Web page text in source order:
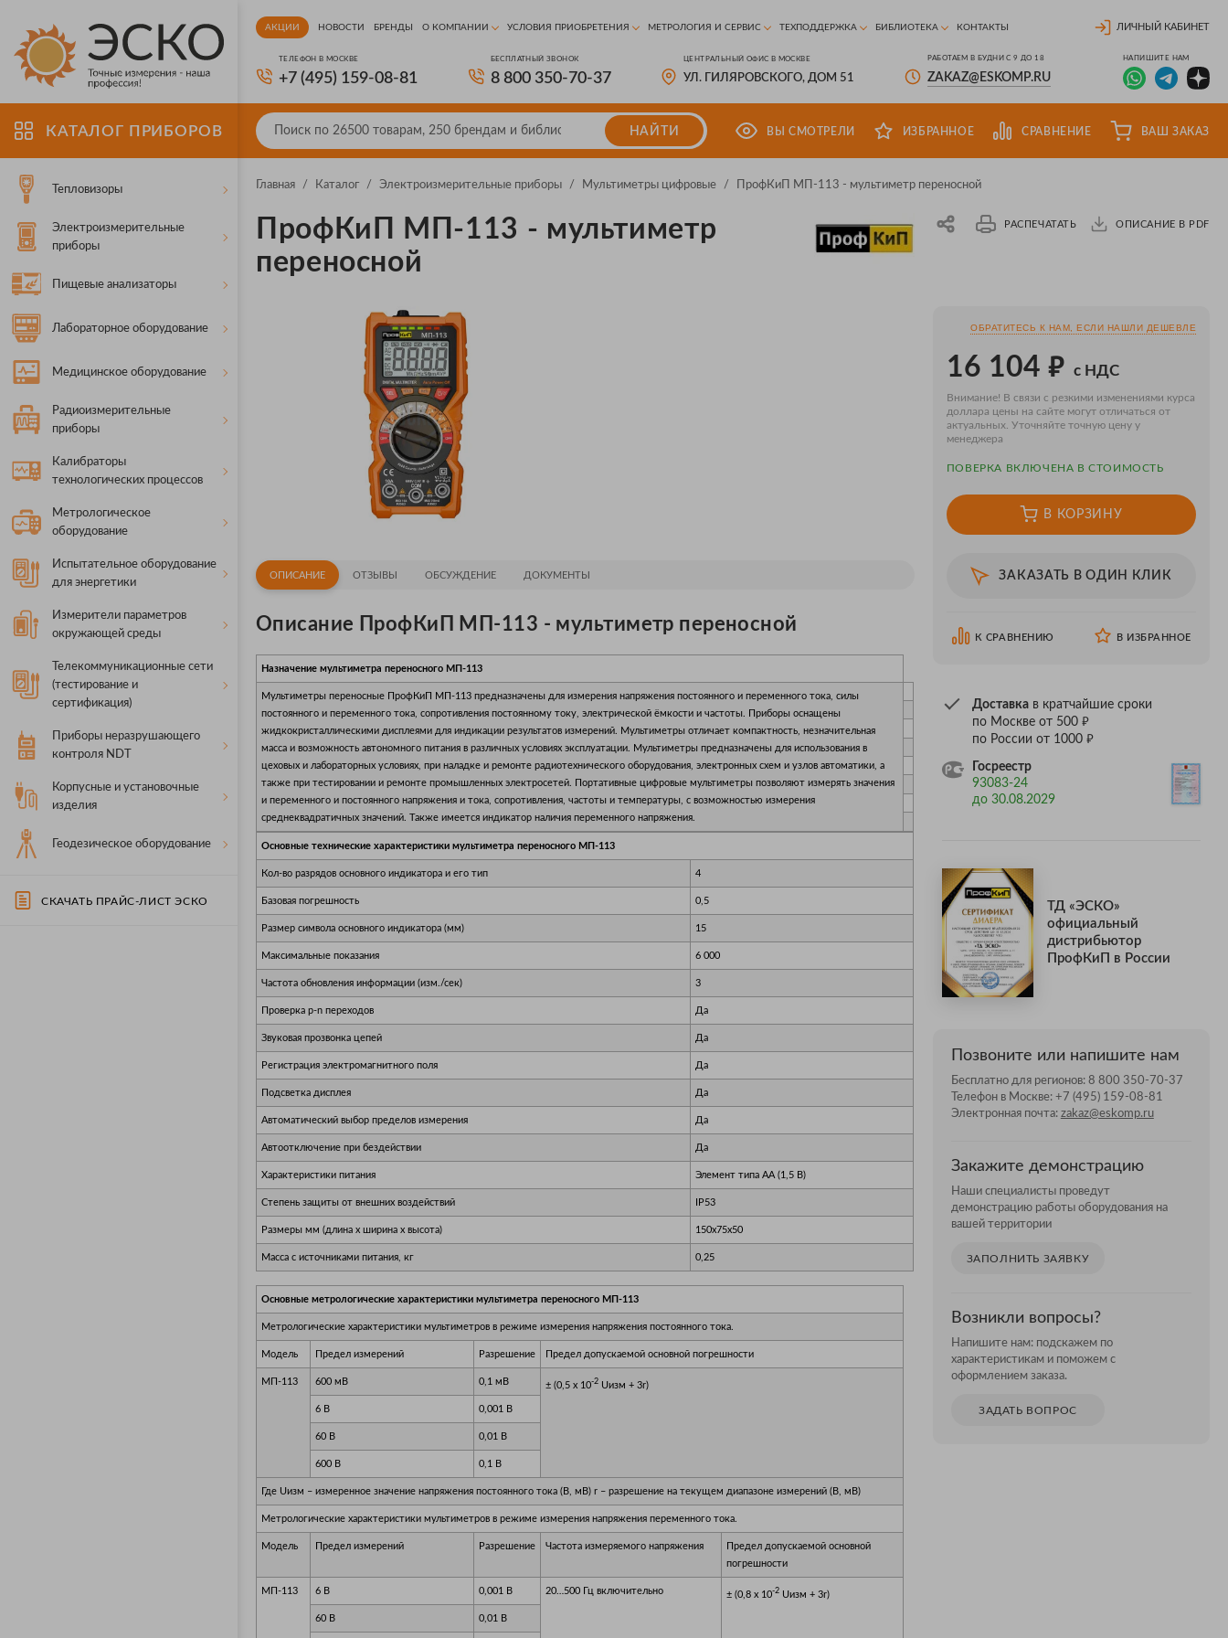
КАТАЛОГ ПРИБОРОВ
Тепловизоры
Электроизмерительные
приборы
Пищевые анализаторы
Лабораторное оборудование
Медицинское оборудование
Радиоизмерительные
приборы
Калибраторы
технологических процессов
Метрологическое
оборудование
Испытательное оборудование
для энергетики
Измерители параметров
окружающей среды
Телекоммуникационные сети
(тестирование и
сертификация)
Приборы неразрушающего
контроля NDT
Корпусные и установочные
изделия
Геодезическое оборудование
СКАЧАТЬ ПРАЙС-ЛИСТ ЭСКО
АКЦИИ НОВОСТИ БРЕНДЫ О КОМПАНИИ УСЛОВИЯ ПРИОБРЕТЕНИЯ МЕТРОЛОГИЯ И СЕРВИС ТЕХПОДДЕРЖКА БИБЛИОТЕКА КОНТАКТЫ ЛИЧНЫЙ КАБИНЕТ
ТЕЛЕФОН В МОСКВЕ
+7 (495) 159-08-81
БЕСПЛАТНЫЙ ЗВОНОК
8 800 350-70-37
ЦЕНТРАЛЬНЫЙ ОФИС В МОСКВЕ
УЛ. ГИЛЯРОВСКОГО, ДОМ 51
РАБОТАЕМ В БУДНИ С 9 ДО 18
ZAKAZ@ESKOMP.RU
НАПИШИТЕ НАМ
НАЙТИ ВЫ СМОТРЕЛИ ИЗБРАННОЕ СРАВНЕНИЕ ВАШ ЗАКАЗ
Главная / Каталог / Электроизмерительные приборы / Мультиметры цифровые / ПрофКиП МП-113 - мультиметр переносной
ПрофКиП МП-113 - мультиметр
переносной
РАСПЕЧАТАТЬ ОПИСАНИЕ В PDF
ОПИСАНИЕ ОТЗЫВЫ ОБСУЖДЕНИЕ ДОКУМЕНТЫ
Описание ПрофКиП МП-113 - мультиметр переносной
Назначение мультиметра переносного МП-113
Мультиметры переносные ПрофКиП МП-113 предназначены для измерения напряжения постоянного и переменного тока, силы
постоянного и переменного тока, сопротивления постоянному току, электрической ёмкости и частоты. Приборы оснащены
жидкокристаллическими дисплеями для индикации результатов измерений. Мультиметры отличает компактность, незначительная
масса и возможность автономного питания в различных условиях эксплуатации. Мультиметры предназначены для использования в
цеховых и лабораторных условиях, при наладке и ремонте радиотехнического оборудования, электронных схем и узлов автоматики, а
также при тестировании и ремонте промышленных электросетей. Портативные цифровые мультиметры позволяют измерять значения
и переменного и постоянного напряжения и тока, сопротивления, частоты и температуры, с возможностью измерения
среднеквадратичных значений. Также имеется индикатор наличия переменного напряжения.
Основные технические характеристики мультиметра переносного МП-113
Кол-во разрядов основного индикатора и его тип 4
Базовая погрешность 0,5
Размер символа основного индикатора (мм) 15
Максимальные показания 6 000
Частота обновления информации (изм./сек) 3
Проверка p-n переходов Да
Звуковая прозвонка цепей Да
Регистрация электромагнитного поля Да
Подсветка дисплея Да
Автоматический выбор пределов измерения Да
Автоотключение при бездействии Да
Характеристики питания Элемент типа АА (1,5 В)
Степень защиты от внешних воздействий IP53
Размеры мм (длина х ширина х высота) 150х75х50
Масса с источниками питания, кг 0,25
Основные метрологические характеристики мультиметра переносного МП-113
Метрологические характеристики мультиметров в режиме измерения напряжения постоянного тока.
Модель Предел измерений Разрешение Предел допускаемой основной погрешности
МП-113 600 мВ 0,1 мВ ± (0,5 х 10-2 Uизм + 3r)
6 В 0,001 В
60 В 0,01 В
600 В 0,1 В
Где Uизм – измеренное значение напряжения постоянного тока (В, мВ) r – разрешение на текущем диапазоне измерений (В, мВ)
Метрологические характеристики мультиметров в режиме измерения напряжения переменного тока.
Модель Предел измерений Разрешение Частота измеряемого напряжения
Предел допускаемой основной
погрешности
МП-113 6 В 0,001 В 20…500 Гц включительно ± (0,8 х 10-2 Uизм + 3r)
60 В 0,01 В
ОБРАТИТЕСЬ К НАМ, ЕСЛИ НАШЛИ ДЕШЕВЛЕ
16 104 ₽ с НДС
Внимание! В связи с резкими изменениями курса
доллара цены на сайте могут отличаться от
актуальных. Уточняйте точную цену у
менеджера
ПОВЕРКA ВКЛЮЧЕНА В СТОИМОСТЬ
В КОРЗИНУ
ЗАКАЗАТЬ В ОДИН КЛИК
К СРАВНЕНИЮ В ИЗБРАННОЕ
Доставкав кратчайшие сроки
по Москве от 500 ₽
по России от 1000 ₽
Госреестр
93083-24
до 30.08.2029
ТД «ЭСКО»
официальный
дистрибьютор
ПрофКиП в России
Позвоните или напишите нам
Бесплатно для регионов: 8 800 350-70-37
Телефон в Москве: +7 (495) 159-08-81
Электронная почта: zakaz@eskomp.ru
Закажите демонстрацию
Наши специалисты проведут
демонстрацию работы оборудования на
вашей территории
ЗАПОЛНИТЬ ЗАЯВКУ
Возникли вопросы?
Напишите нам: подскажем по
характеристикам и поможем с
оформлением заказа.
ЗАДАТЬ ВОПРОС